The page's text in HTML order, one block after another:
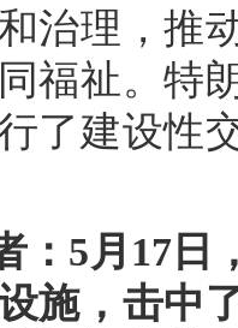
治理，推
福祉。特
了建设性
：5月17日
施，击中